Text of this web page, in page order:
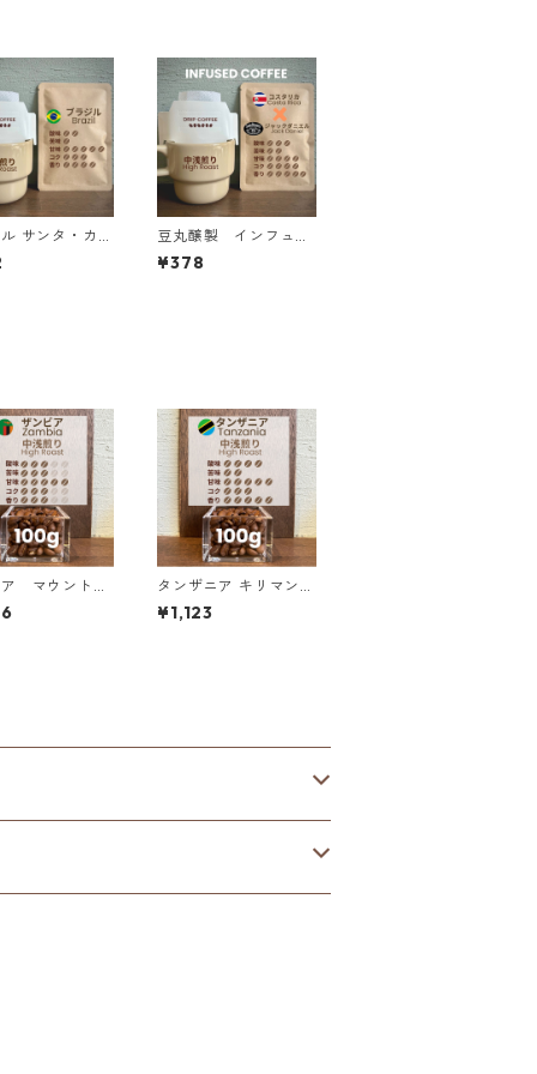
サンタ・カロ
・ハニー ドリ
豆丸醸製 インフュー
ズドコーヒー <コス
タリカ×ジャックダニ
¥378
マウント・
園 AA+ スタ
マルセレサ 1
タンザニア キリマンジ
ャロ KIBO AA ノーザ
ン・モシ 100g
¥1,123